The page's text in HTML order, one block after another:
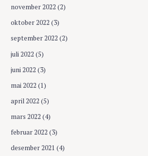
november 2022 (2)
oktober 2022 (3)
september 2022 (2)
juli 2022 (5)
juni 2022 (3)
mai 2022 (1)
april 2022 (5)
mars 2022 (4)
februar 2022 (3)
desember 2021 (4)